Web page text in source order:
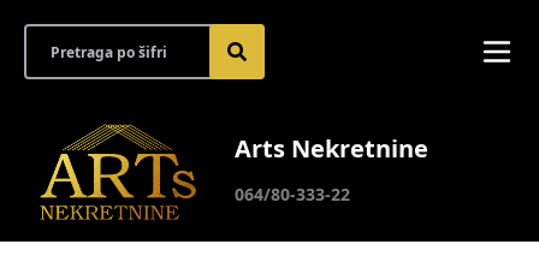
Arts Nekretnine
064/80-333-22